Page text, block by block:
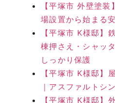
【平塚市 外壁塗
場設置から始まる
【平塚市 K様邸】
棟押さえ・シャッ
しっかり保護
【平塚市 K様邸】
｜アスファルトシ
【平塚市 K様邸】